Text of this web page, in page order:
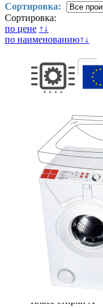
Сортировка:
Сортировка:
по цене ↑ ↓
по наименованию↑ ↓
Загрузка
Класс стирки А